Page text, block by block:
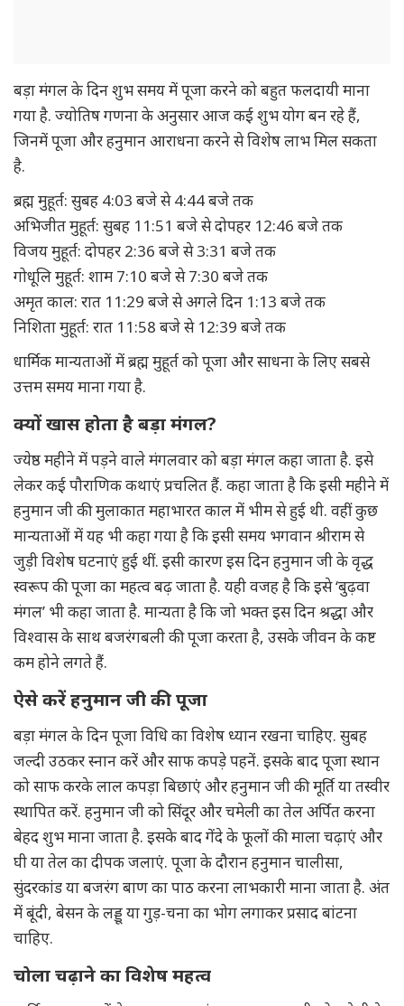
बड़ा मंगल के दिन शुभ समय में पूजा करने को बहुत फलदायी माना
गया है. ज्योतिष गणना के अनुसार आज कई शुभ योग बन रहे हैं,
जिनमें पूजा और हनुमान आराधना करने से विशेष लाभ मिल सकता
है.
ब्रह्म मुहूर्त: सुबह 4:03 बजे से 4:44 बजे तक
अभिजीत मुहूर्त: सुबह 11:51 बजे से दोपहर 12:46 बजे तक
विजय मुहूर्त: दोपहर 2:36 बजे से 3:31 बजे तक
गोधूलि मुहूर्त: शाम 7:10 बजे से 7:30 बजे तक
अमृत काल: रात 11:29 बजे से अगले दिन 1:13 बजे तक
निशिता मुहूर्त: रात 11:58 बजे से 12:39 बजे तक
धार्मिक मान्यताओं में ब्रह्म मुहूर्त को पूजा और साधना के लिए सबसे
उत्तम समय माना गया है.
क्यों खास होता है बड़ा मंगल?
ज्येष्ठ महीने में पड़ने वाले मंगलवार को बड़ा मंगल कहा जाता है. इसे
लेकर कई पौराणिक कथाएं प्रचलित हैं. कहा जाता है कि इसी महीने में
हनुमान जी की मुलाकात महाभारत काल में भीम से हुई थी. वहीं कुछ
मान्यताओं में यह भी कहा गया है कि इसी समय भगवान श्रीराम से
जुड़ी विशेष घटनाएं हुई थीं. इसी कारण इस दिन हनुमान जी के वृद्ध
स्वरूप की पूजा का महत्व बढ़ जाता है. यही वजह है कि इसे ‘बुढ़वा
मंगल’ भी कहा जाता है. मान्यता है कि जो भक्त इस दिन श्रद्धा और
विश्वास के साथ बजरंगबली की पूजा करता है, उसके जीवन के कष्ट
कम होने लगते हैं.
ऐसे करें हनुमान जी की पूजा
बड़ा मंगल के दिन पूजा विधि का विशेष ध्यान रखना चाहिए. सुबह
जल्दी उठकर स्नान करें और साफ कपड़े पहनें. इसके बाद पूजा स्थान
को साफ करके लाल कपड़ा बिछाएं और हनुमान जी की मूर्ति या तस्वीर
स्थापित करें. हनुमान जी को सिंदूर और चमेली का तेल अर्पित करना
बेहद शुभ माना जाता है. इसके बाद गेंदे के फूलों की माला चढ़ाएं और
घी या तेल का दीपक जलाएं. पूजा के दौरान हनुमान चालीसा,
सुंदरकांड या बजरंग बाण का पाठ करना लाभकारी माना जाता है. अंत
में बूंदी, बेसन के लड्डू या गुड़-चना का भोग लगाकर प्रसाद बांटना
चाहिए.
चोला चढ़ाने का विशेष महत्व